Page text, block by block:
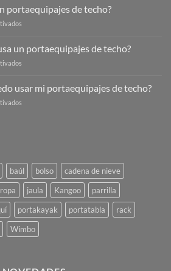
debería
transportar
portaequipajes
de
portaequipajes de techo?
un
un portaequipajes de techo?
se
usar mi portaequipajes de techo?
portaequipajes
de
techo?
baúl bolso
cadena de nieve
jaula Kangoo
parrilla
portakayak portatabla
rack
Wimbo